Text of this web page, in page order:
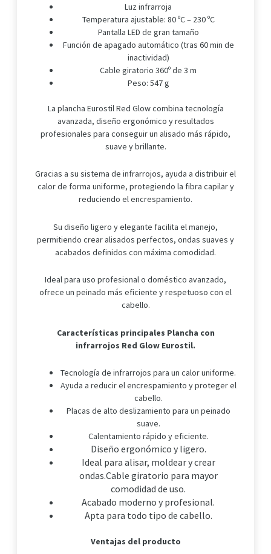
Luz infrarroja
Temperatura ajustable: 80 ºC – 230 ºC
Pantalla LED de gran tamaño
Función de apagado automático (tras 60 min de
inactividad)
Cable giratorio 360º de 3 m
Peso: 547 g
La plancha Eurostil Red Glow combina tecnología
avanzada, diseño ergonómico y resultados
profesionales para conseguir un alisado más rápido,
suave y brillante.
Gracias a su sistema de infrarrojos, ayuda a distribuir el
calor de forma uniforme, protegiendo la fibra capilar y
reduciendo el encrespamiento.
Su diseño ligero y elegante facilita el manejo,
permitiendo crear alisados perfectos, ondas suaves y
acabados definidos con máxima comodidad.
Ideal para uso profesional o doméstico avanzado,
ofrece un peinado más eficiente y respetuoso con el
cabello.
Características principales Plancha con
infrarrojos Red Glow Eurostil.
Tecnología de infrarrojos para un calor uniforme.
Ayuda a reducir el encrespamiento y proteger el
cabello.
Placas de alto deslizamiento para un peinado
suave.
Calentamiento rápido y eficiente.
Diseño ergonómico y ligero.
Ideal para alisar, moldear y crear
ondas.Cable giratorio para mayor
comodidad de uso.
Acabado moderno y profesional.
Apta para todo tipo de cabello.
Ventajas del producto